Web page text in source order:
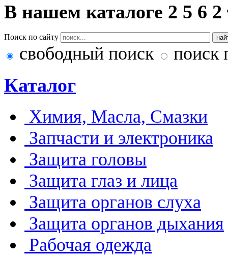
В нашем каталоге 2 5 6 2
Поиск по сайту
свободный поиск поиск
Каталог
Химия, Масла, Смазки
Запчасти и электроника
Защита головы
Защита глаз и лица
Защита органов слуха
Защита органов дыхания
Рабочая одежда